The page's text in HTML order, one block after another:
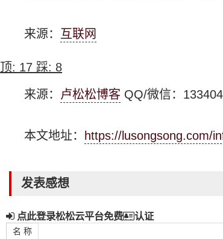
来源： 互联网
顶: 17 踩: 8
来源： 卢松松博客 QQ/微信：
本文地址： https://lusongsong.com/
发表感想
点此登录松松云平台免费 认证
名 称